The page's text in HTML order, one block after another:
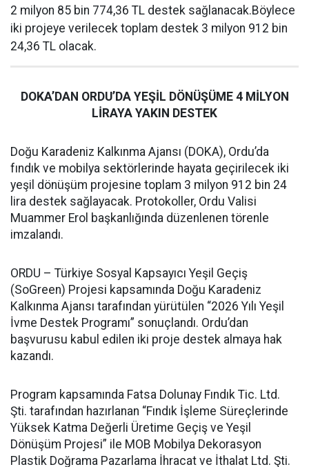
2 milyon 85 bin 774,36 TL destek sağlanacak.Böylece
iki projeye verilecek toplam destek 3 milyon 912 bin
24,36 TL olacak.
DOKA’DAN ORDU’DA YEŞİL DÖNÜŞÜME 4 MİLYON
LİRAYA YAKIN DESTEK
Doğu Karadeniz Kalkınma Ajansı (DOKA), Ordu’da
fındık ve mobilya sektörlerinde hayata geçirilecek iki
yeşil dönüşüm projesine toplam 3 milyon 912 bin 24
lira destek sağlayacak. Protokoller, Ordu Valisi
Muammer Erol başkanlığında düzenlenen törenle
imzalandı.
ORDU – Türkiye Sosyal Kapsayıcı Yeşil Geçiş
(SoGreen) Projesi kapsamında Doğu Karadeniz
Kalkınma Ajansı tarafından yürütülen “2026 Yılı Yeşil
İvme Destek Programı” sonuçlandı. Ordu’dan
başvurusu kabul edilen iki proje destek almaya hak
kazandı.
Program kapsamında Fatsa Dolunay Fındık Tic. Ltd.
Şti. tarafından hazırlanan “Fındık İşleme Süreçlerinde
Yüksek Katma Değerli Üretime Geçiş ve Yeşil
Dönüşüm Projesi” ile MOB Mobilya Dekorasyon
Plastik Doğrama Pazarlama İhracat ve İthalat Ltd. Şti.